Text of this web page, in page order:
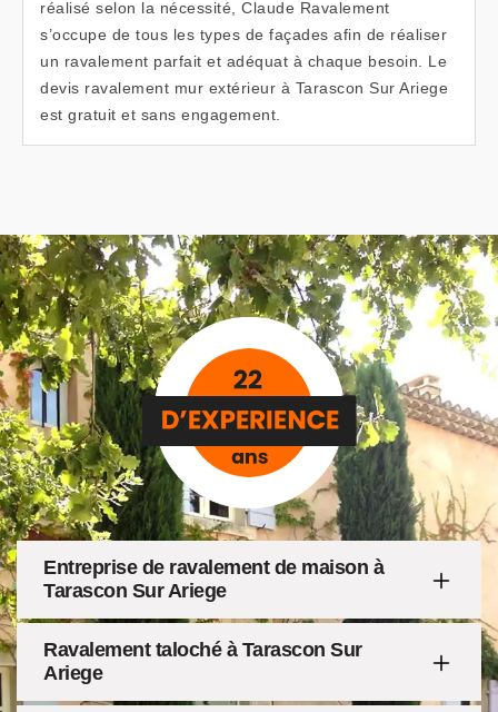
réalisé selon la nécessité, Claude Ravalement
s’occupe de tous les types de façades afin de réaliser
un ravalement parfait et adéquat à chaque besoin. Le
devis ravalement mur extérieur à Tarascon Sur Ariege
est gratuit et sans engagement.
Entreprise de ravalement de maison à
Tarascon Sur Ariege
Ravalement taloché à Tarascon Sur
Ariege